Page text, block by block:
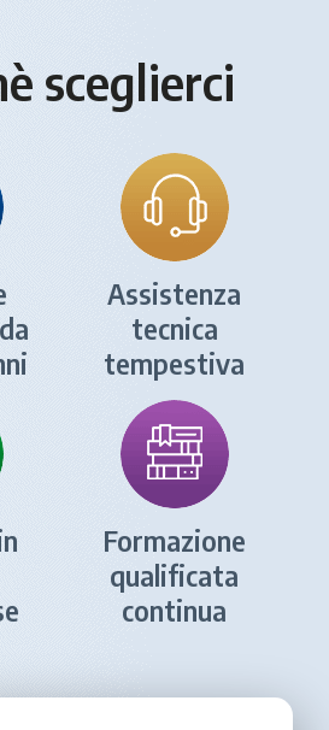
sceglierci
Assistenza
tecnica
tempestiva
Formazione
qualificata
continua